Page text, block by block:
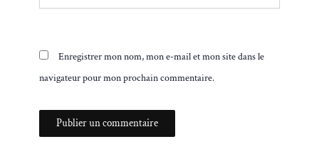
Enregistrer mon nom, mon e-mail et mon site dans le
navigateur pour mon prochain commentaire.